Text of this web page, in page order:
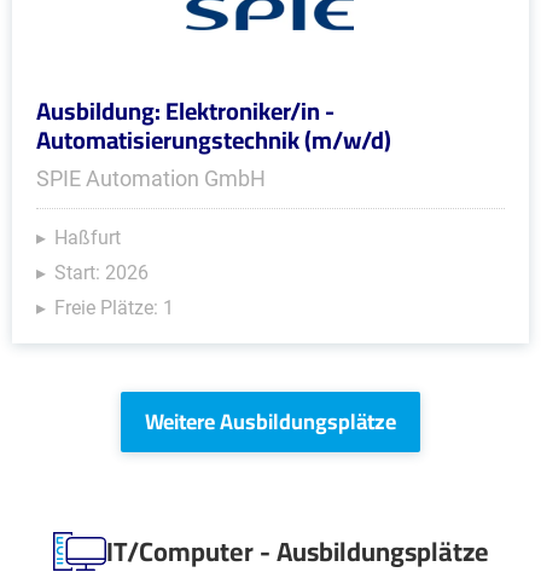
Ausbildung: Elektroniker/in -
Automatisierungstechnik (m/w/d)
SPIE Automation GmbH
Haßfurt
Start: 2026
Freie Plätze: 1
Weitere Ausbildungsplätze
IT/Computer - Ausbildungsplätze